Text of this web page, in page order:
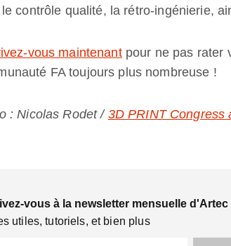
contrôle qualité, la rétro-ingénierie,
vous maintenantpour ne pas rater
FA toujours plus nombreuse !
: Nicolas Rodet / 3D PRINT Congress
vous à la newsletter mensuelle d'Artec
utiles, tutoriels, et bien plus